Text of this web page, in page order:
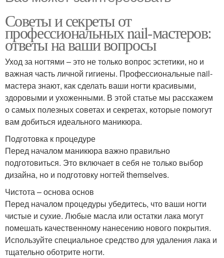
Советы и секреты от
профессиональных nail-мастеров:
ответы на ваши вопросы
Уход за ногтями – это не только вопрос эстетики, но и
важная часть личной гигиены. Профессиональные nail-
мастера знают, как сделать ваши ногти красивыми,
здоровыми и ухоженными. В этой статье мы расскажем
о самых полезных советах и секретах, которые помогут
вам добиться идеального маникюра.
Подготовка к процедуре
Перед началом маникюра важно правильно
подготовиться. Это включает в себя не только выбор
дизайна, но и подготовку ногтей themselves.
Чистота – основа основ
Перед началом процедуры убедитесь, что ваши ногти
чистые и сухие. Любые масла или остатки лака могут
помешать качественному нанесению нового покрытия.
Используйте специальное средство для удаления лака и
тщательно оботрите ногти.